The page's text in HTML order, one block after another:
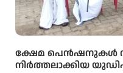
ക്ഷേമ പെൻഷനുകൾ
നിർത്തലാക്കിയ യുഡിഎഫ്